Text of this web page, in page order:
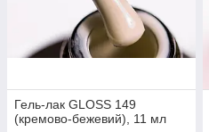
Гель-лак GLOSS 149
(кремово-бежевий), 11 мл